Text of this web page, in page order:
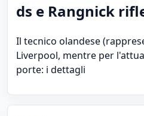
ds e Rangnick
Il tecnico olandese
Liverpool, mentre per
porte: i dettagli